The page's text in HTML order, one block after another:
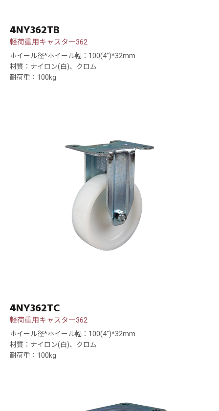
4NY362TB
軽荷重用キャスター362
ホイール径*ホイール幅：100(4”)*32mm
材質：ナイロン(白)、クロム
耐荷重：100kg
4NY362TC
軽荷重用キャスター362
ホイール径*ホイール幅：100(4”)*32mm
材質：ナイロン(白)、クロム
耐荷重：100kg